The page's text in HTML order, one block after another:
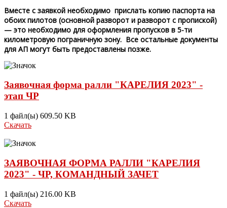
Вместе с заявкой необходимо прислать копию паспорта на
обоих пилотов (основной разворот и разворот с пропиской)
— это необходимо для оформления пропусков в 5-ти
километровую пограничную зону. Все остальные документы
для АП могут быть предоставлены позже.
Заявочная форма ралли "КАРЕЛИЯ 2023" -
этап ЧР
1 файл(ы) 609.50 KB
Скачать
ЗАЯВОЧНАЯ ФОРМА РАЛЛИ "КАРЕЛИЯ
2023" - ЧР, КОМАНДНЫЙ ЗАЧЕТ
1 файл(ы) 216.00 KB
Скачать